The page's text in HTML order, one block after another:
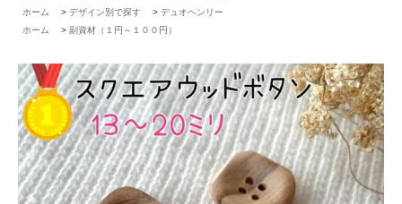
ホーム
> デザイン別で探す > デュオヘンリー
ホーム
> 副資材（１円～１００円）